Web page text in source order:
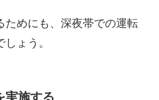
ためにも、深夜帯での運転
ょう。
実施する